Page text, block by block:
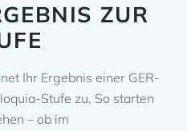
ZUR
Ihr Ergebnis einer GER-
Stufe zu. So starten
– ob im